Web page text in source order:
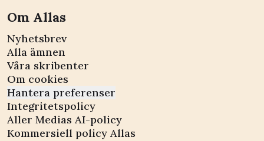
Om Allas
Nyhetsbrev
Alla ämnen
Våra skribenter
Om cookies
Hantera preferenser
Integritetspolicy
Aller Medias AI-policy
Kommersiell policy Allas